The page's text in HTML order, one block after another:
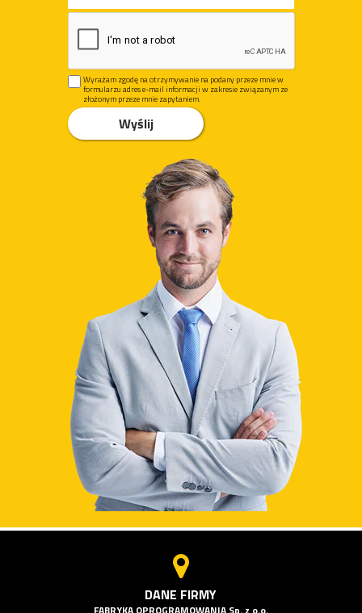
Wyrażam zgodę na otrzymywanie na podany przeze mnie w
formularzu adres e-mail informacji w zakresie związanym ze
złożonym przeze mnie zapytaniem.
Wyślij
DANE FIRMY